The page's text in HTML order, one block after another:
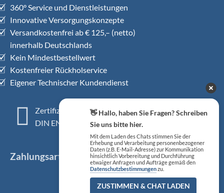
360° Service und Dienstleistungen
Innovative Versorgungskonzepte
Versandkostenfrei ab € 125,– (netto)
innerhalb Deutschlands
Kein Mindestbestellwert
Kostenfreier Rückholservice
Eigener Technischer Kundendienst
Zertifiziertes QM-System
DIN EN ISO 13485
Zahlungsarten
👋 Hallo, haben Sie Fragen? Schreiben
Sie uns bitte hier.
Mit dem Laden des Chats stimmen Sie der
Erhebung und Verarbeitung personenbezogener
Daten (z.B. E-Mail-Adresse) zur Kommunikation
hinsichtlich Vorbereitung und Durchführung
etwaiger Anfragen und Aufträge gemäß den
Datenschutzbestimmungenzu.
ZUSTIMMEN & CHAT LADEN